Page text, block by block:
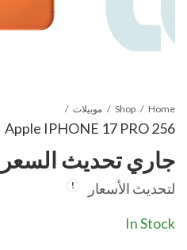
Home
Shop موبيلات
Apple IPHONE 17 PRO 256
جاري تحديث السعر
لتحديث الأسعار
In Stock